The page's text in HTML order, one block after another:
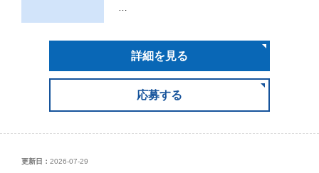
…
詳細を見る
応募する
更新日： 2026-07-29